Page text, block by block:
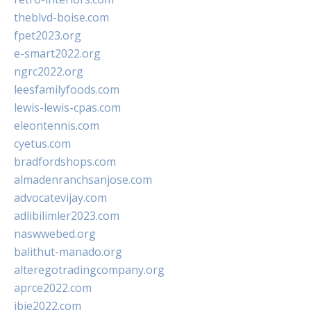
theblvd-boise.com
fpet2023.org
e-smart2022.org
ngrc2022.org
leesfamilyfoods.com
lewis-lewis-cpas.com
eleontennis.com
cyetus.com
bradfordshops.com
almadenranchsanjose.com
advocatevijay.com
adlibilimler2023.com
naswwebed.org
balithut-manado.org
alteregotradingcompany.org
aprce2022.com
ibie2022.com